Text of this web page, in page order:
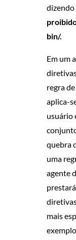
N
I
S
M
O
S
D
E
B
U
dizendo
bin/.
Em um
regra
aplica-
usuário
quebra
uma
agente
mais